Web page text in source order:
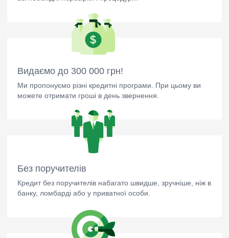
Видаємо до 300 000 грн!
Ми пропонуємо різні кредитні програми. При цьому ви
можете отримати гроші в день звернення.
Без поручителів
Кредит без поручителів набагато швидше, зручніше, ніж в
банку, ломбарді або у приватної особи.